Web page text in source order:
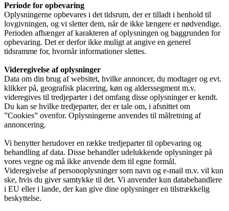
Periode for opbevaring
Oplysningerne opbevares i det tidsrum, der er tilladt i henhold til
lovgivningen, og vi sletter dem, når de ikke længere er nødvendige.
Perioden afhænger af karakteren af oplysningen og baggrunden for
opbevaring. Det er derfor ikke muligt at angive en generel
tidsramme for, hvornår informationer slettes.
Videregivelse af oplysninger
Data om din brug af websitet, hvilke annoncer, du modtager og evt.
klikker på, geografisk placering, køn og alderssegment m.v.
videregives til tredjeparter i det omfang disse oplysninger er kendt.
Du kan se hvilke tredjeparter, der er tale om, i afsnittet om
”Cookies” ovenfor. Oplysningerne anvendes til målretning af
annoncering.
Vi benytter herudover en række tredjeparter til opbevaring og
behandling af data. Disse behandler udelukkende oplysninger på
vores vegne og må ikke anvende dem til egne formål.
Videregivelse af personoplysninger som navn og e-mail m.v. vil kun
ske, hvis du giver samtykke til det. Vi anvender kun databehandlere
i EU eller i lande, der kan give dine oplysninger en tilstrækkelig
beskyttelse.